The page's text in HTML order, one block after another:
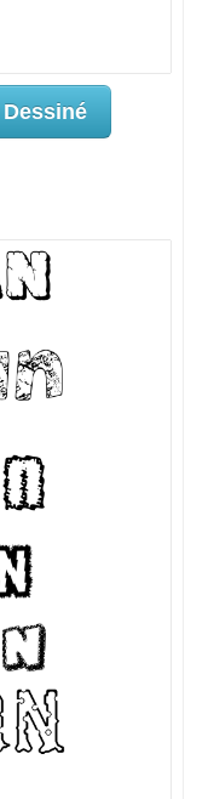
Dessiné